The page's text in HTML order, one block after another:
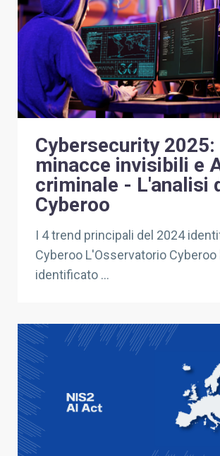
Cybersecurity 2025:
minacce invisibili e
criminale - L'analisi
Cyberoo
I 4 trend principali del 2024
Cyberoo L'Osservatorio Cyberoo
identificato ...